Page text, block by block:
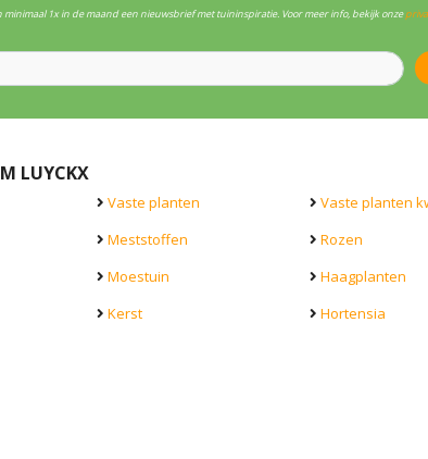
minimaal 1x in de maand een nieuwsbrief met tuininspiratie. Voor meer info, bekijk onze
LUYCKX
Vaste planten
Meststoffen
Moestuin
Kerst
Vaste planten
Rozen
Haagplanten
Hortensia